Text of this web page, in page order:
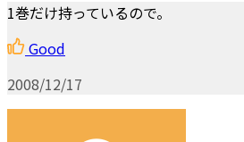
1巻だけ持っているので。
Good
2008/12/17